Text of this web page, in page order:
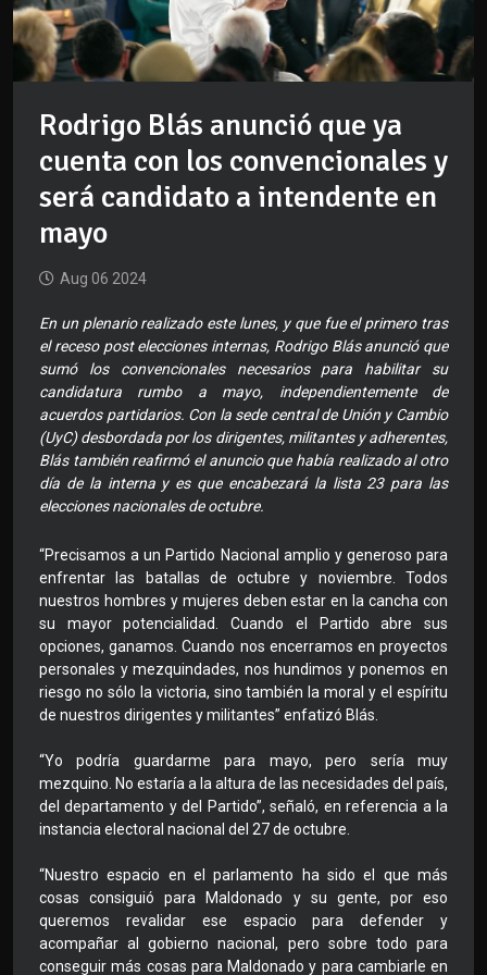
Rodrigo Blás anunció que ya
cuenta con los convencionales y
será candidato a intendente en
mayo
Aug 06 2024
En un plenario realizado este lunes, y que fue el primero tras
el receso post elecciones internas, Rodrigo Blás anunció que
sumó los convencionales necesarios para habilitar su
candidatura rumbo a mayo, independientemente de
acuerdos partidarios. Con la sede central de Unión y Cambio
(UyC) desbordada por los dirigentes, militantes y adherentes,
Blás también reafirmó el anuncio que había realizado al otro
día de la interna y es que encabezará la lista 23 para las
elecciones nacionales de octubre.
“Precisamos a un Partido Nacional amplio y generoso para
enfrentar las batallas de octubre y noviembre. Todos
nuestros hombres y mujeres deben estar en la cancha con
su mayor potencialidad. Cuando el Partido abre sus
opciones, ganamos. Cuando nos encerramos en proyectos
personales y mezquindades, nos hundimos y ponemos en
riesgo no sólo la victoria, sino también la moral y el espíritu
de nuestros dirigentes y militantes” enfatizó Blás.
“Yo podría guardarme para mayo, pero sería muy
mezquino. No estaría a la altura de las necesidades del país,
del departamento y del Partido”, señaló, en referencia a la
instancia electoral nacional del 27 de octubre.
“Nuestro espacio en el parlamento ha sido el que más
cosas consiguió para Maldonado y su gente, por eso
queremos revalidar ese espacio para defender y
acompañar al gobierno nacional, pero sobre todo para
conseguir más cosas para Maldonado y para cambiarle en